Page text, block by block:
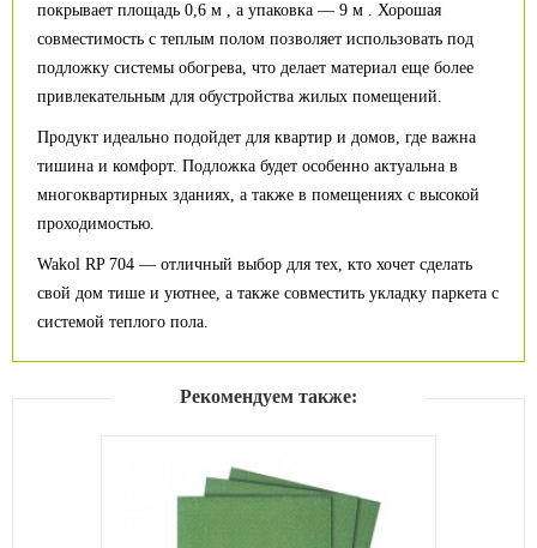
покрывает площадь 0,6 м , а упаковка — 9 м . Хорошая
совместимость с теплым полом позволяет использовать под
подложку системы обогрева, что делает материал еще более
привлекательным для обустройства жилых помещений.
Продукт идеально подойдет для квартир и домов, где важна
тишина и комфорт. Подложка будет особенно актуальна в
многоквартирных зданиях, а также в помещениях с высокой
проходимостью.
Wakol RP 704 — отличный выбор для тех, кто хочет сделать
свой дом тише и уютнее, а также совместить укладку паркета с
системой теплого пола.
Рекомендуем также: